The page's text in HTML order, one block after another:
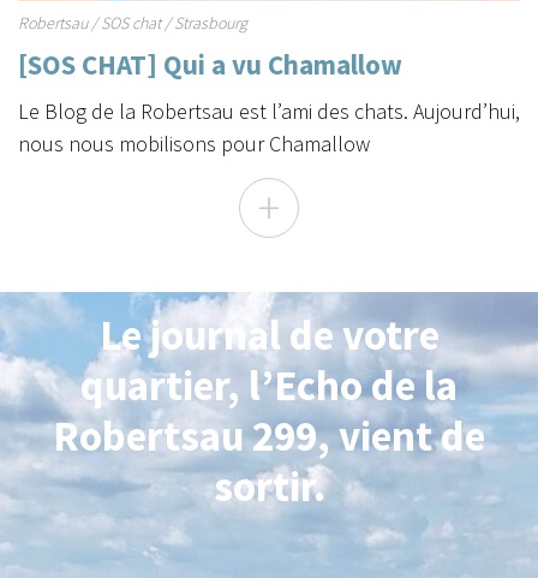
Robertsau/SOS chat/Strasbourg
[SOS CHAT] Qui a vu Chamallow
Le Blog de la Robertsau est l’ami des chats. Aujourd’hui,
nous nous mobilisons pour Chamallow
+
Le journal de votre
quartier, l’Echo de la
Robertsau 299, vient de
sortir.